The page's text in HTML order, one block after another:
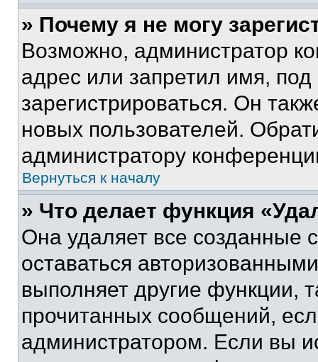
» Почему я не могу
Возможно, администратор
адрес или запретил имя,
зарегистрироваться. Он
новых пользователей.
администратору
Вернуться к началу
» Что делает функция
Она удаляет все созданные
оставаться
выполняет другие функции,
прочитанных сообщений,
администратором. Если вы